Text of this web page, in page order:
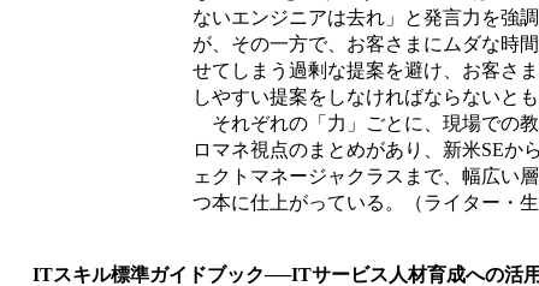
ないエンジニアは去れ」と発言力を強
が、その一方で、お客さまにムダな時
せてしまう過剰な提案を避け、お客さ
しやすい提案をしなければならないと
それぞれの「力」ごとに、現場での
ロマネ視点のまとめがあり、新米SEか
ェクトマネージャクラスまで、幅広い
つ本に仕上がっている。（ライター・
ITスキル標準ガイドブック──ITサービス人材育成への活